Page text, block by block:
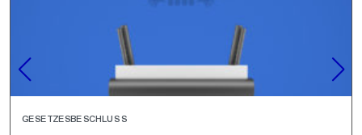
GESETZESBESCHLUSS